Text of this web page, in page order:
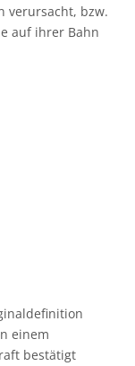
verursacht, bzw.
auf ihrer Bahn
einem
bestätigt